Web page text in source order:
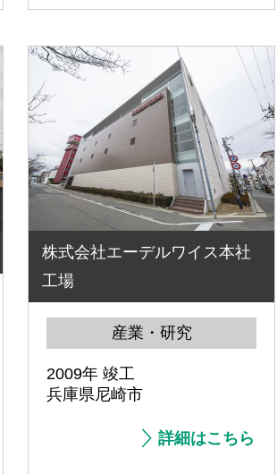
株式会社エーデルワイス本社
工場
産業・研究
2009年 竣工
兵庫県尼崎市
詳細はこちら